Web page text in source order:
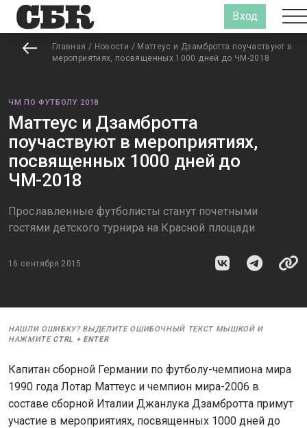
Вход
Главная / Новости / Маттеус и Дзамбротта поучаствуют в
мероприятиях, посвященных 1000 дней до ЧМ-2018
ЧМ ПО ФУТБОЛУ 2018
Маттеус и Дзамбротта
поучаствуют в мероприятиях,
посвященных 1000 дней до
ЧМ-2018
Прославленные футболисты станут почетными
гостями детского турнира на Красной площади
16 сентября 2015
НАШЛИ ОШИБКУ? ВЫДЕЛИТЕ ОШИБОЧНЫЙ ТЕКСТ МЫШКОЙ И
НАЖМИТЕ CTRL + ENTER
Капитан сборной Германии по футболу-чемпиона мира
1990 года Лотар Маттеус и чемпион мира-2006 в
составе сборной Италии Джанлука Дзамбротта примут
участие в мероприятиях, посвященных 1000 дней до